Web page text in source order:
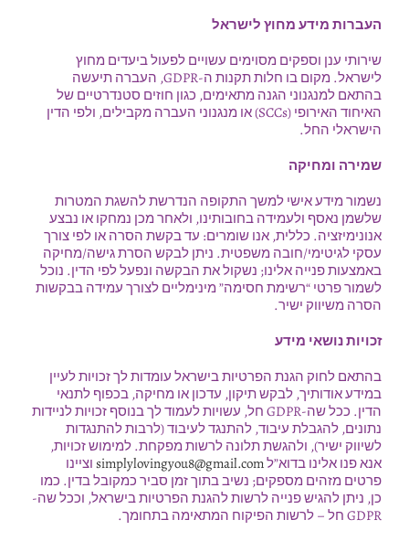
העברות מידע מחוץ לישראל
שירותי ענן וספקים מסוימים עשויים לפעול ביעדים מחוץ
לישראל. מקום בו חלות תקנות ה-GDPR, העברה תיעשה
בהתאם למנגנוני הגנה מתאימים, כגון חוזים סטנדרטיים של
האיחוד האירופי (SCCs) או מנגנוני העברה מקבילים, ולפי הדין
הישראלי החל.
שמירה ומחיקה
נשמור מידע אישי למשך התקופה הנדרשת להשגת המטרות
שלשמן נאסף ולעמידה בחובותינו, ולאחר מכן נמחקו או נבצע
אנונימיזציה. כללית, אנו שומרים: עד בקשת הסרה או לפי צורך
עסקי לגיטימי/חובה משפטית. ניתן לבקש הסרת גישה/מחיקה
באמצעות פנייה אלינו; נשקול את הבקשה ונפעל לפי הדין. נוכל
לשמור פרטי “רשימת חסימה” מינימליים לצורך עמידה בבקשות
הסרה משיווק ישיר.
זכויות נושאי מידע
בהתאם לחוק הגנת הפרטיות בישראל עומדות לך זכויות לעיין
במידע אודותיך, לבקש תיקון, עדכון או מחיקה, בכפוף לתנאי
הדין. ככל שה-GDPR חל, עשויות לעמוד לך בנוסף זכויות לניידות
נתונים, להגבלת עיבוד, להתנגד לעיבוד (לרבות להתנגדות
לשיווק ישיר), ולהגשת תלונה לרשות מפקחת. למימוש זכויות,
אנא פנו אלינו בדוא”לsimplylovingyou8@gmail.com וציינו
פרטים מזהים מספקים; נשיב בתוך זמן סביר כמקובל בדין. כמו
כן, ניתן להגיש פנייה לרשות להגנת הפרטיות בישראל, וככל שה-
GDPR חל – לרשות הפיקוח המתאימה בתחומך.